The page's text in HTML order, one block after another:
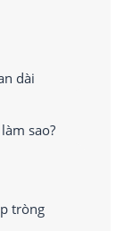
dài
sao?
tròng